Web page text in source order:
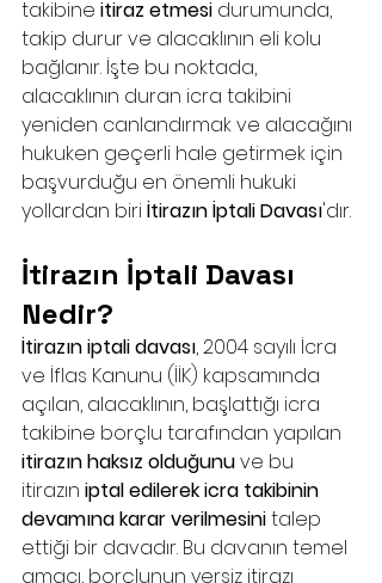
takibine itiraz etmesi durumunda,
takip durur ve alacaklının eli kolu
bağlanır. İşte bu noktada,
alacaklının duran icra takibini
yeniden canlandırmak ve alacağını
hukuken geçerli hale getirmek için
başvurduğu en önemli hukuki
yollardan biri İtirazın İptali Davası'dır.
İtirazın İptali Davası
Nedir?
İtirazın iptali davası, 2004 sayılı İcra
ve İflas Kanunu (İİK) kapsamında
açılan, alacaklının, başlattığı icra
takibine borçlu tarafından yapılan
itirazın haksız olduğunu ve bu
itirazın iptal edilerek icra takibinin
devamına karar verilmesini talep
ettiği bir davadır. Bu davanın temel
amacı, borçlunun yersiz itirazı